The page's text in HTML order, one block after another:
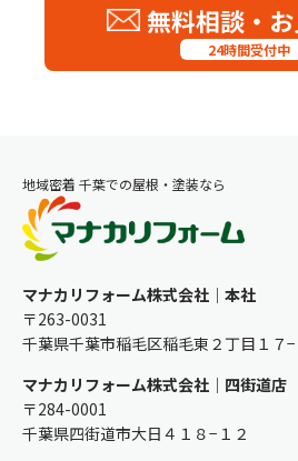
無料相談・
24時間受付中
地域密着 千葉での屋根・塗装なら
マナカリフォーム株式会社｜本社
〒263-0031
千葉県千葉市稲毛区稲毛東２丁目１７−
マナカリフォーム株式会社｜四街道店
〒284-0001
千葉県四街道市大日４１８−１２